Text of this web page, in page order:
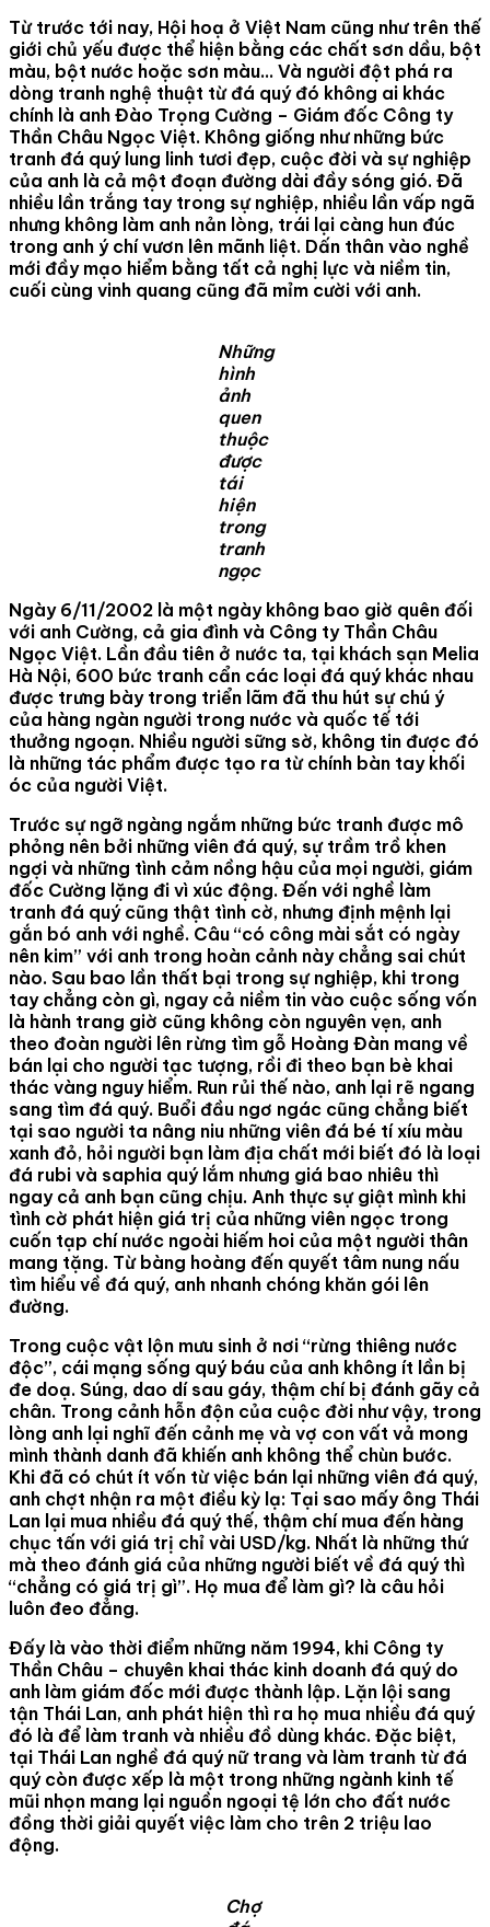
Từ trước tới nay, Hội hoạ ở Việt Nam cũng như trên thế
giới chủ yếu được thể hiện bằng các chất sơn dầu, bột
màu, bột nước hoặc sơn màu… Và người đột phá ra
dòng tranh nghệ thuật từ đá quý đó không ai khác
chính là anh Đào Trọng Cường – Giám đốc Công ty
Thần Châu Ngọc Việt. Không giống như những bức
tranh đá quý lung linh tươi đẹp, cuộc đời và sự nghiệp
của anh là cả một đoạn đường dài đầy sóng gió. Đã
nhiều lần trắng tay trong sự nghiệp, nhiều lần vấp ngã
nhưng không làm anh nản lòng, trái lại càng hun đúc
trong anh ý chí vươn lên mãnh liệt. Dấn thân vào nghề
mới đầy mạo hiểm bằng tất cả nghị lực và niềm tin,
cuối cùng vinh quang cũng đã mỉm cười với anh.
Những
hình
ảnh
quen
thuộc
được
tái
hiện
trong
tranh
ngọc
Ngày 6/11/2002 là một ngày không bao giờ quên đối
với anh Cường, cả gia đình và Công ty Thần Châu
Ngọc Việt. Lần đầu tiên ở nước ta, tại khách sạn Melia
Hà Nội, 600 bức tranh cẩn các loại đá quý khác nhau
được trưng bày trong triển lãm đã thu hút sự chú ý
của hàng ngàn người trong nước và quốc tế tới
thưởng ngoạn. Nhiều người sững sờ, không tin được đó
là những tác phẩm được tạo ra từ chính bàn tay khối
óc của người Việt.
Trước sự ngỡ ngàng ngắm những bức tranh được mô
phỏng nên bởi những viên đá quý, sự trầm trồ khen
ngợi và những tình cảm nồng hậu của mọi người, giám
đốc Cường lặng đi vì xúc động. Đến với nghề làm
tranh đá quý cũng thật tình cờ, nhưng định mệnh lại
gắn bó anh với nghề. Câu “có công mài sắt có ngày
nên kim” với anh trong hoàn cảnh này chẳng sai chút
nào. Sau bao lần thất bại trong sự nghiệp, khi trong
tay chẳng còn gì, ngay cả niềm tin vào cuộc sống vốn
là hành trang giờ cũng không còn nguyên vẹn, anh
theo đoàn người lên rừng tìm gỗ Hoàng Đàn mang về
bán lại cho người tạc tượng, rồi đi theo bạn bè khai
thác vàng nguy hiểm. Run rủi thế nào, anh lại rẽ ngang
sang tìm đá quý. Buổi đầu ngơ ngác cũng chẳng biết
tại sao người ta nâng niu những viên đá bé tí xíu màu
xanh đỏ, hỏi người bạn làm địa chất mới biết đó là loại
đá rubi và saphia quý lắm nhưng giá bao nhiêu thì
ngay cả anh bạn cũng chịu. Anh thực sự giật mình khi
tình cờ phát hiện giá trị của những viên ngọc trong
cuốn tạp chí nước ngoài hiếm hoi của một người thân
mang tặng. Từ bàng hoàng đến quyết tâm nung nấu
tìm hiểu về đá quý, anh nhanh chóng khăn gói lên
đường.
Trong cuộc vật lộn mưu sinh ở nơi “rừng thiêng nước
độc”, cái mạng sống quý báu của anh không ít lần bị
đe doạ. Súng, dao dí sau gáy, thậm chí bị đánh gãy cả
chân. Trong cảnh hỗn độn của cuộc đời như vậy, trong
lòng anh lại nghĩ đến cảnh mẹ và vợ con vất vả mong
mình thành danh đã khiến anh không thể chùn bước.
Khi đã có chút ít vốn từ việc bán lại những viên đá quý,
anh chợt nhận ra một điều kỳ lạ: Tại sao mấy ông Thái
Lan lại mua nhiều đá quý thế, thậm chí mua đến hàng
chục tấn với giá trị chỉ vài USD/kg. Nhất là những thứ
mà theo đánh giá của những người biết về đá quý thì
“chẳng có giá trị gì”. Họ mua để làm gì? là câu hỏi
luôn đeo đẳng.
Đấy là vào thời điểm những năm 1994, khi Công ty
Thần Châu – chuyên khai thác kinh doanh đá quý do
anh làm giám đốc mới được thành lập. Lặn lội sang
tận Thái Lan, anh phát hiện thì ra họ mua nhiều đá quý
đó là để làm tranh và nhiều đồ dùng khác. Đặc biệt,
tại Thái Lan nghề đá quý nữ trang và làm tranh từ đá
quý còn được xếp là một trong những ngành kinh tế
mũi nhọn mang lại nguồn ngoại tệ lớn cho đất nước
đồng thời giải quyết việc làm cho trên 2 triệu lao
động.
Chợ